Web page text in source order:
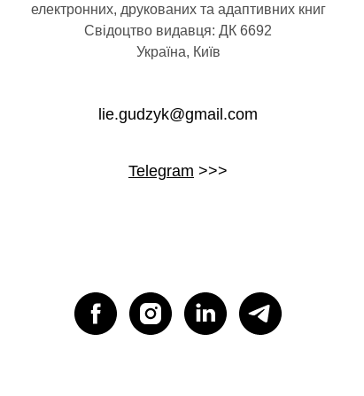
електронних, друкованих та адаптивних книг
Свідоцтво видавця: ДК 6692
Україна, Київ
lie.gudzyk@gmail.com
Telegram >>>